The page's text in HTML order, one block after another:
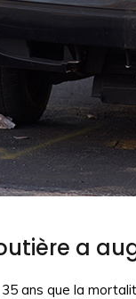
a
35 ans que la